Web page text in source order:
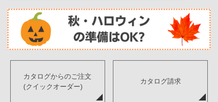
カタログからのご注文
(クイックオーダー)
カタログ請求